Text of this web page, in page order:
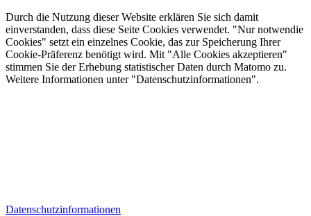
Durch die Nutzung dieser Website erklären Sie sich damit
einverstanden, dass diese Seite Cookies verwendet. "Nur notwendie
Cookies" setzt ein einzelnes Cookie, das zur Speicherung Ihrer
Cookie-Präferenz benötigt wird. Mit "Alle Cookies akzeptieren"
stimmen Sie der Erhebung statistischer Daten durch Matomo zu.
Weitere Informationen unter "Datenschutzinformationen".
Datenschutzinformationen